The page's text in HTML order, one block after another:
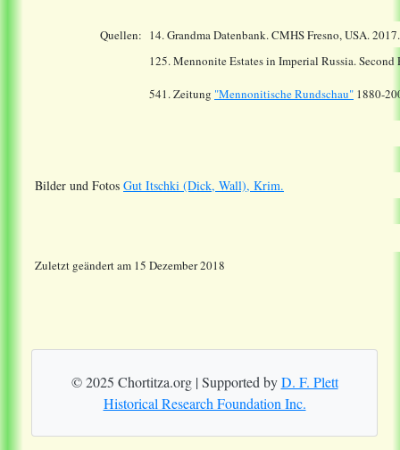
Quellen: 14.Grandma Datenbank. CMHS Fresno, USA.
125. Mennonite Estates in Imperial Russia.
541. Zeitung "Mennonitische Rundschau" 1880-
Bilder und Fotos Gut Itschki (Dick, Wall), Krim.
Zuletzt geändert am 15 Dezember 2018
© 2025 Chortitza.org | Supported byD. F. Plett
Historical Research Foundation Inc.